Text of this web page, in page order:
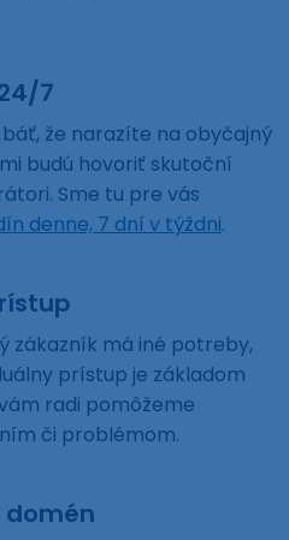
7
že narazíte na obyčajný
budú hovoriť skutoční
Sme tu pre vás
denne, 7 dní v týždni.
zákazník má iné potreby,
prístup je základom
radi pomôžeme
či problémom.
domén